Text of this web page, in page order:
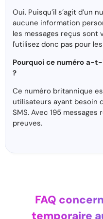
Oui. Puisqu’il s’agit d’un
aucune information
les messages reçus sont
l'utilisez donc pas pour
Pourquoi ce numéro a-
?
Ce numéro britannique
utilisateurs ayant besoin
SMS. Avec 195
preuves.
FAQ
temporaire